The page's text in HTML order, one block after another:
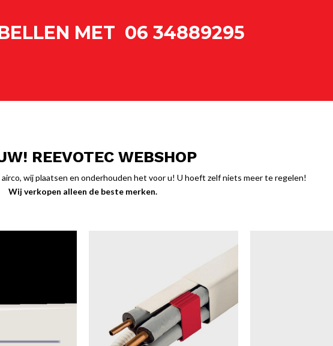
MET 06 34889295
REEVOTEC WEBSHOP
wij plaatsen en onderhouden het voor u! U hoeft zelf niets meer te regelen!
Wij verkopen alleen de beste merken.